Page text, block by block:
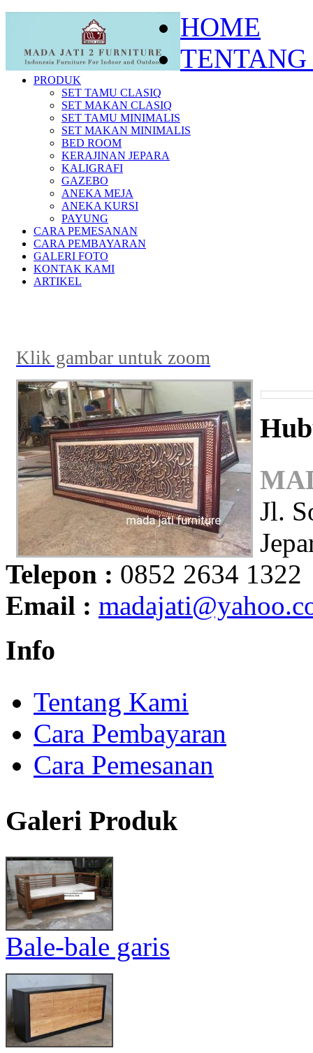
HOME
PRODUK
SET TAMU CLASIQ
SET MAKAN CLASIQ
SET TAMU MINIMALIS
SET MAKAN MINIMALIS
BED ROOM
KERAJINAN JEPARA
KALIGRAFI
GAZEBO
ANEKA MEJA
ANEKA KURSI
PAYUNG
CARA PEMESANAN
CARA PEMBAYARAN
GALERI FOTO
KONTAK KAMI
ARTIKEL
Klik gambar untuk zoom
Jl.
Telepon : 0852 2634 1322
Email :
Info
Tentang Kami
Cara Pembayaran
Cara Pemesanan
Galeri Produk
Bale-bale garis